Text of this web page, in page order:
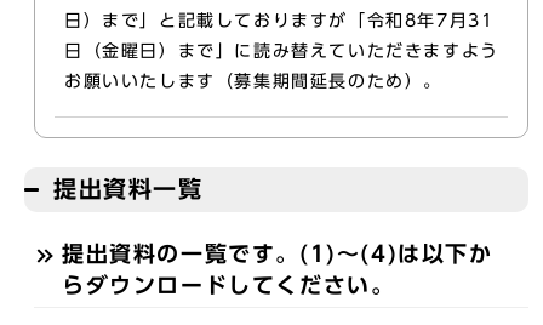
日）まで」と記載しておりますが「令和8年7月31
日（金曜日）まで」に読み替えていただきますよう
お願いいたします（募集期間延長のため）。
提出資料一覧
提出資料の一覧です。(1)～(4)は以下か
らダウンロードしてください。